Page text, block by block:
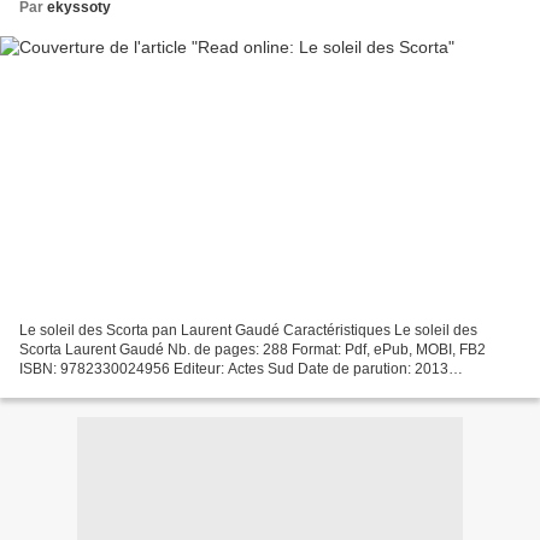
Par ekyssoty
Le soleil des Scorta pan Laurent Gaudé Caractéristiques Le soleil des
Scorta Laurent Gaudé Nb. de pages: 288 Format: Pdf, ePub, MOBI, FB2
ISBN: 9782330024956 Editeur: Actes Sud Date de parution: 2013